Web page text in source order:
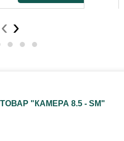
‹ ›
"КАМЕРА 8.5 - SM"